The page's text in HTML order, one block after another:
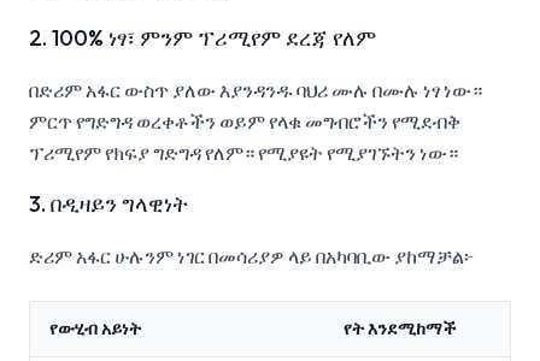
2. 100% ነፃ፣ ምንም ፕሪሚየም ደረጃ የለም
በድሪም አፋር ውስጥ ያለው እያንዳንዱ ባህሪ ሙሉ በሙሉ ነፃ ነው።
ምርጥ የግድግዳ ወረቀቶችን ወይም የላቁ መግብሮችን የሚደብቅ
ፕሪሚየም የክፍያ ግድግዳ የለም። የሚያዩት የሚያገኙትን ነው።
3. በዲዛይን ግላዊነት
ድሪም አፋር ሁሉንም ነገር በመሳሪያዎ ላይ በአካባቢው ያከማቻል፦
የውሂብ አይነት የት እንደሚከማች